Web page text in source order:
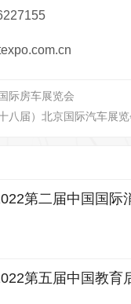
际房车展览会
八届）北京国际汽车展览
第二届中国国际
第五届中国教育